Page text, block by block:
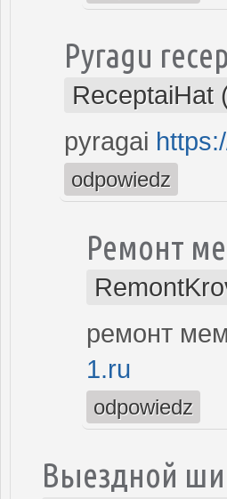
Pyragu
ReceptaiHat
pyragai
odpowiedz
Ремонт
ремонт
1.ru
odpowiedz
Выездной